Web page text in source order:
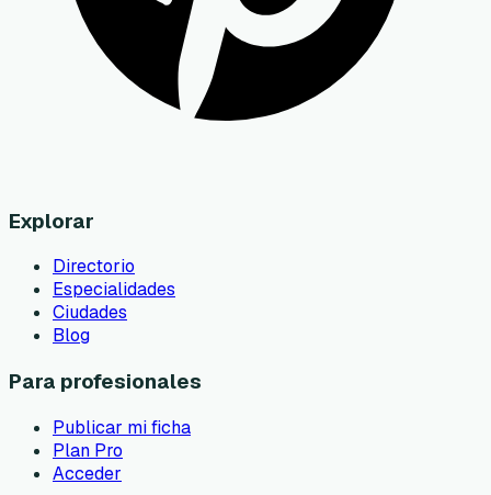
Explorar
Directorio
Especialidades
Ciudades
Blog
Para profesionales
Publicar mi ficha
Plan Pro
Acceder